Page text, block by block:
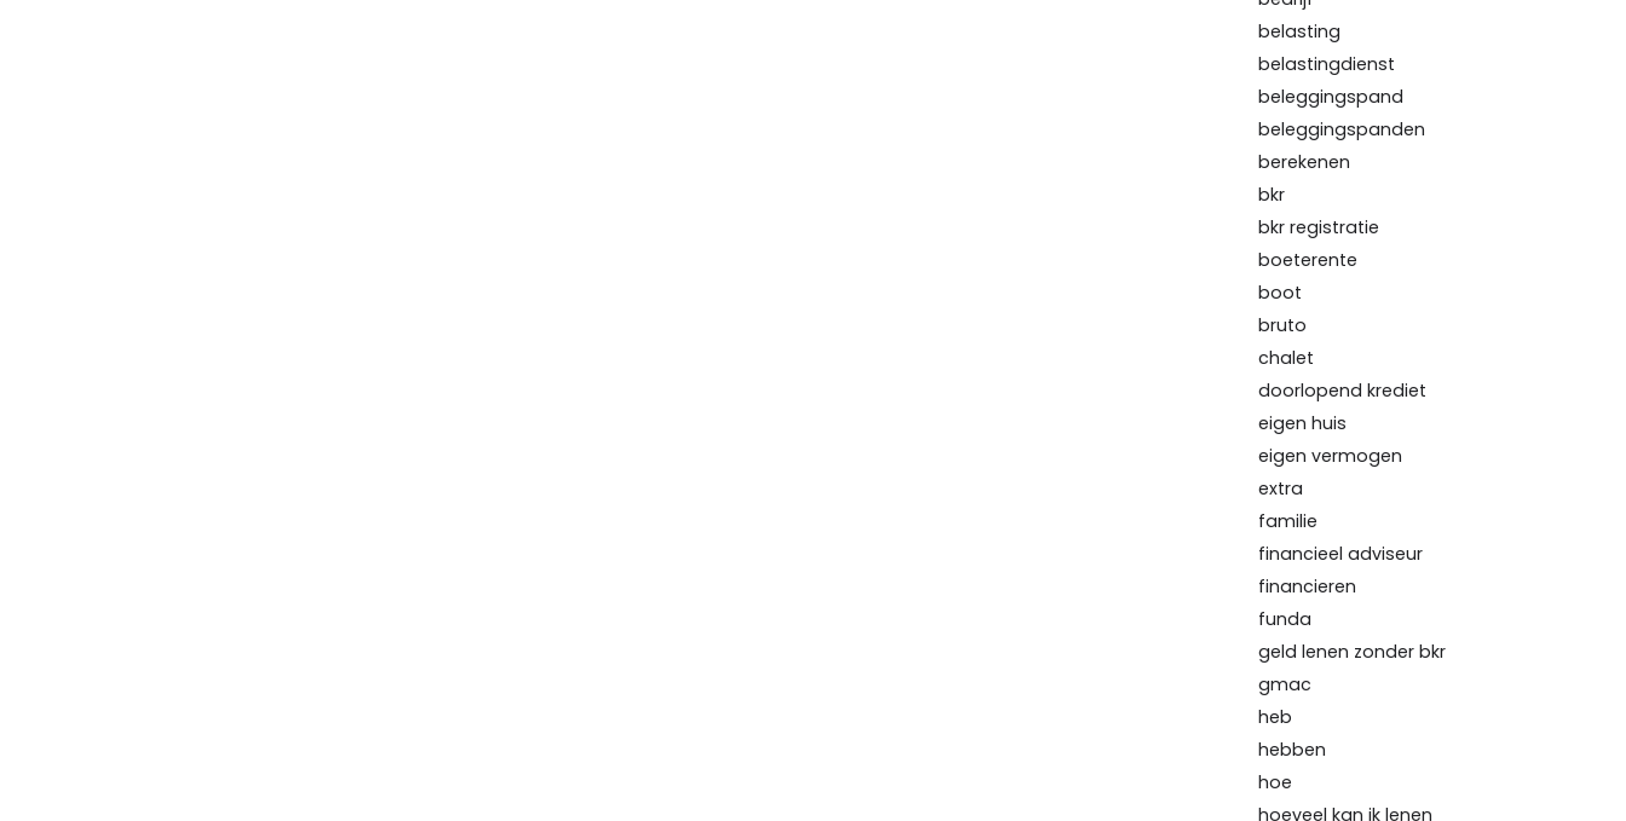
belasting
belastingdienst
beleggingspand
beleggingspanden
berekenen
bkr
bkr registratie
boeterente
boot
bruto
chalet
doorlopend krediet
eigen huis
eigen vermogen
extra
familie
financieel adviseur
financieren
funda
geld lenen zonder bkr
gmac
heb
hebben
hoe
hoeveel kan ik lenen